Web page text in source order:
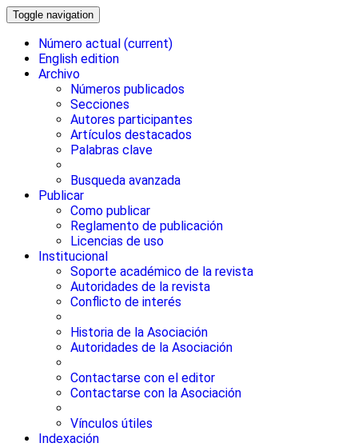
Toggle navigation
Número actual (current)
English edition
Archivo
Números publicados
Secciones
Autores participantes
Artículos destacados
Palabras clave
Busqueda avanzada
Publicar
Como publicar
Reglamento de publicación
Licencias de uso
Institucional
Soporte académico de la revista
Autoridades de la revista
Conflicto de interés
Historia de la Asociación
Autoridades de la Asociación
Contactarse con el editor
Contactarse con la Asociación
Vínculos útiles
Indexación